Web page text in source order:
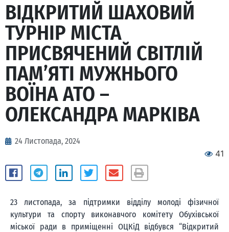
ВІДКРИТИЙ ШАХОВИЙ
ТУРНІР МІСТА
ПРИСВЯЧЕНИЙ СВІТЛІЙ
ПАМ’ЯТІ МУЖНЬОГО
ВОЇНА АТО –
ОЛЕКСАНДРА МАРКІВА
24 Листопада, 2024
41
23 листопада, за підтримки відділу молоді фізичної
культури та спорту виконавчого комітету Обухівської
міської ради в приміщенні ОЦКіД відбувся “Відкритий